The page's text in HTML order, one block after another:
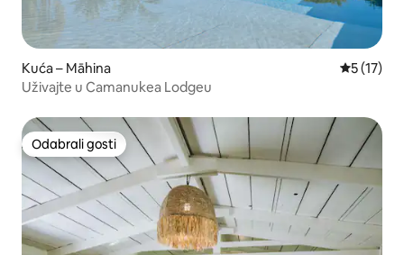
Kuća – Māhina Prosječna
5 (17)
Uživajte u Camanukea Lodgeu
Odabrali gosti
Odabrali gosti